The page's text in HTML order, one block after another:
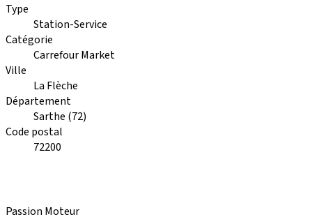
Type
Station-Service
Catégorie
Carrefour Market
Ville
La Flèche
Département
Sarthe (72)
Code postal
72200
Passion Moteur